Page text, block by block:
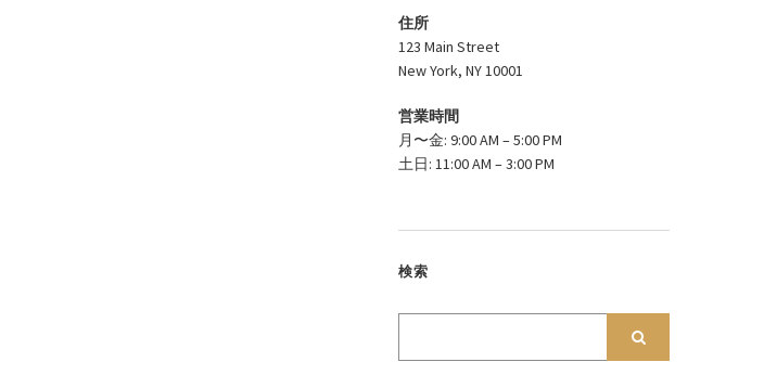
住所
123 Main Street
New York, NY 10001
営業時間
月〜金: 9:00 AM – 5:00 PM
土日: 11:00 AM – 3:00 PM
検索